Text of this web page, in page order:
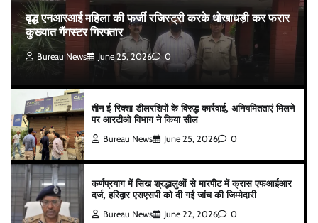
वृद्ध एनआरआई महिला की फर्जी रजिस्ट्री करके धोखाधड़ी कर फरार
कुख्यात गैंगस्टर गिरफ्तार
Bureau News June 25, 2026 0
तीन ई-रिक्शा डीलरशिपों के विरुद्ध कार्रवाई, अनियमितताएं मिलने
पर आरटीओ विभाग ने किया सील
Bureau News June 25, 2026 0
कर्णप्रयाग में सिख श्रद्धालुओं से मारपीट में क्रास एफआईआर
दर्ज, हरिद्वार एसएसपी को दी गई जांच की जिम्मेदारी
Bureau News June 22, 2026 0